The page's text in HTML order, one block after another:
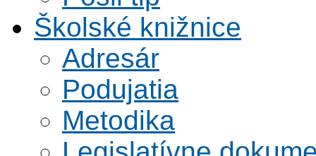
Školské knižnice
Adresár
Podujatia
Metodika